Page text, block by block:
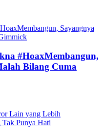
#HoaxMembangun,
Bilang Cuma